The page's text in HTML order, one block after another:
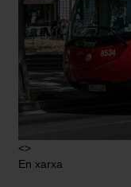
<>
En xarxa